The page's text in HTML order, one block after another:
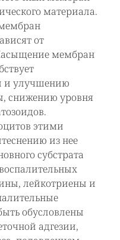
материала.
от
мембран
и улучшению
снижению уровня
этими
из нее
субстрата
лейкотриены и
обусловлены
адгезии,